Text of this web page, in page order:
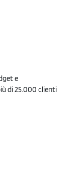
e
di 25.000 clienti